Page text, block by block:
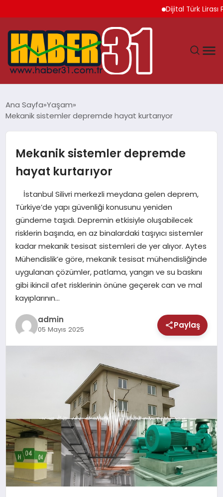
Dijital Türk Lirası
YAŞAM
EKONOMI
GÜNDEM
MAGAZIN
SAĞLIK
TEKNOLOJI
Ana Sayfa Yaşam
Mekanik sistemler depremde hayat kurtarıyor
Mekanik sistemler depremde
hayat kurtarıyor
İstanbul Silivri merkezli meydana gelen deprem,
Türkiye’de yapı güvenliği konusunu yeniden
gündeme taşıdı. Depremin etkisiyle oluşabilecek
risklerin başında, en az binalardaki taşıyıcı sistemler
kadar mekanik tesisat sistemleri de yer alıyor. Aytes
Mühendislik’e göre, mekanik tesisat mühendisliğinde
uygulanan çözümler, patlama, yangın ve su baskını
gibi ikincil afet risklerinin önüne geçerek can ve mal
kayıplarının…
admin
05 Mayıs 2025 Paylaş